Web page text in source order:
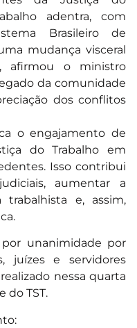
adentra, com
Brasileiro de
mudança visceral
afirmou o ministro
da comunidade
dos conflitos
o engajamento de
do Trabalho em
Isso contribui
aumentar a
trabalhista e, assim,
unanimidade por
juízes e servidores
nessa quarta
do TST.